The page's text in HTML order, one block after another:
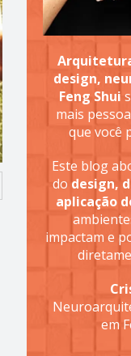
design,
Feng Shui
mais
que você
Este blog
do design,
aplicação
impactam e
em